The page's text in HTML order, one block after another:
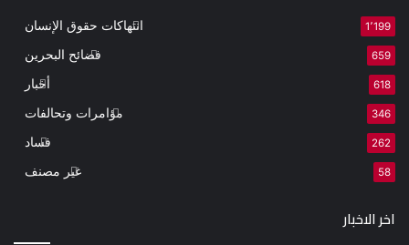
انتهاكات حقوق الإنسان 1٬199
فضائح البحرين 659
أخبار 618
مؤامرات وتحالفات 346
فساد 262
غير مصنف 58
اخر الاخبار